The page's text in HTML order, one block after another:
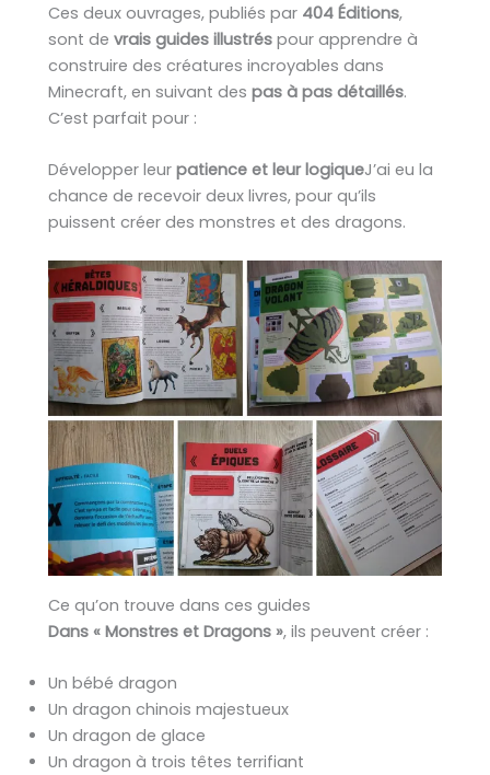
Ces deux ouvrages, publiés par 404 Éditions,
sont de vrais guides illustrés pour apprendre à
construire des créatures incroyables dans
Minecraft, en suivant des pas à pas détaillés.
C’est parfait pour :
Développer leur patience et leur logiqueJ’ai eu la
chance de recevoir deux livres, pour qu’ils
puissent créer des monstres et des dragons.
Ce qu’on trouve dans ces guides
Dans « Monstres et Dragons », ils peuvent créer :
Un bébé dragon
Un dragon chinois majestueux
Un dragon de glace
Un dragon à trois têtes terrifiant